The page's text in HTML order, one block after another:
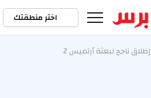
اختر منطقتك
إطلاق ناجح لبعثة أرتميس 2